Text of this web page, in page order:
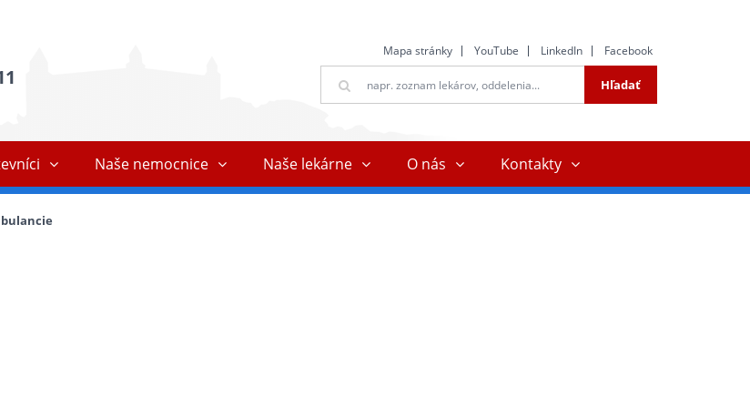
Mapa stránky YouTube LinkedIn Facebook
vyhľadávanie
Hľadať
Naše nemocnice Naše lekárne O nás Kontakty